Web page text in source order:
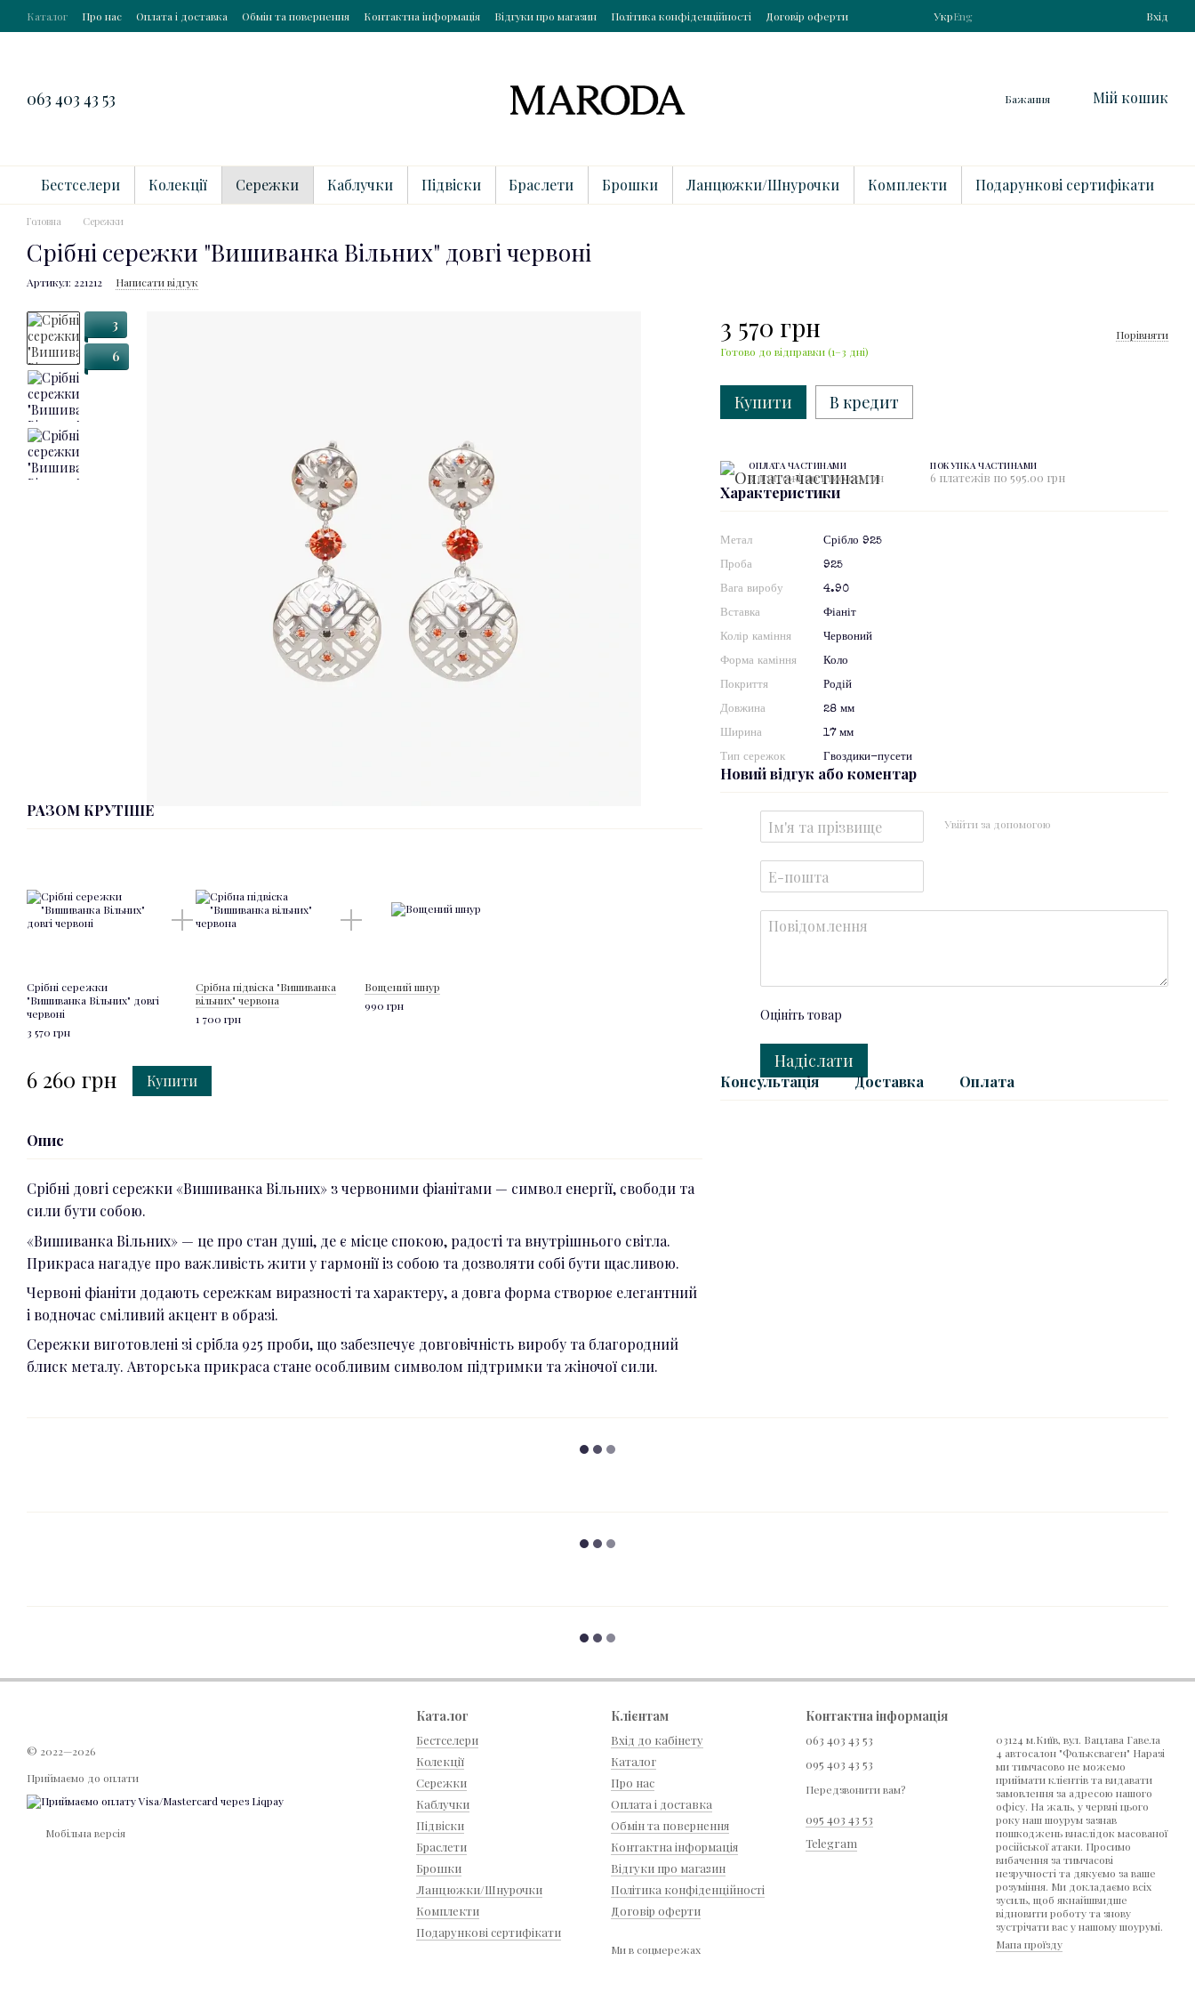
Перейти до основного контенту
Каталог Про нас Оплата і доставка Обмін та повернення Контактна інформація Відгуки про магазин Політика конфіденційності Договір оферти УкрEng Вхід
063 403 43 53 Бажання Мій кошик
Бестселери Колекції Сережки Каблучки Підвіски Браслети Брошки Ланцюжки/Шнурочки Комплекти Подарункові сертифікати
Головна Сережки
Срібні сережки "Вишиванка Вільних" довгі червоні
Артикул: 221212 Написати відгук
3
6
РАЗОМ КРУТІШЕ
Срібні сережки
"Вишиванка Вільних" довгі
червоні
3 570 грн
Срібна підвіска "Вишиванка
вільних" червона
1 700 грн
Вощений шнур
990 грн
6 260 грн Купити
Опис
Срібні довгі сережки «Вишиванка Вільних» з червоними фіанітами — символ енергії, свободи та
сили бути собою.
«Вишиванка Вільних» — це про стан душі, де є місце спокою, радості та внутрішнього світла.
Прикраса нагадує про важливість жити у гармонії із собою та дозволяти собі бути щасливою.
Червоні фіаніти додають сережкам виразності та характеру, а довга форма створює елегантний
і водночас сміливий акцент в образі.
Сережки виготовлені зі срібла 925 проби, що забезпечує довговічність виробу та благородний
блиск металу. Авторська прикраса стане особливим символом підтримки та жіночої сили.
3 570 грн
Готово до відправки (1–3 дні)
Порівняти
Купити В кредит
ОПЛАТА ЧАСТИНАМИ
3 платежі по 1 190.00 грн
ПОКУПКА ЧАСТИНАМИ
6 платежів по 595.00 грн
Характеристики
Метал Срібло 925
Проба 925
Вага виробу 4.90
Вставка Фіаніт
Колір каміння Червоний
Форма каміння Коло
Покриття Родій
Довжина 28 мм
Ширина 17 мм
Тип сережок Гвоздики-пусети
Новий відгук або коментар
Увійти за допомогою
Оцініть товар
Надіслати
Консультація Доставка Оплата
© 2022—2026
Приймаємо до оплати
Мобільна версія
Каталог
Бестселери
Колекції
Сережки
Каблучки
Підвіски
Браслети
Брошки
Ланцюжки/Шнурочки
Комплекти
Подарункові сертифікати
Клієнтам
Вхід до кабінету
Каталог
Про нас
Оплата і доставка
Обмін та повернення
Контактна інформація
Відгуки про магазин
Політика конфіденційності
Договір оферти
Ми в соцмережах
Контактна інформація
063 403 43 53
095 403 43 53
Передзвонити вам?
095 403 43 53
Telegram
03124 м.Київ, вул. Вацлава Гавела
4 автосалон "Фольксваген" Наразі
ми тимчасово не можемо
приймати клієнтів та видавати
замовлення за адресою нашого
офісу. На жаль, у червні цього
року наш шоурум зазнав
пошкоджень внаслідок масованої
російської атаки. Просимо
вибачення за тимчасові
незручності та дякуємо за ваше
розуміння. Ми докладаємо всіх
зусиль, щоб якнайшвидше
відновити роботу та знову
зустрічати вас у нашому шоурумі.
Мапа проїзду